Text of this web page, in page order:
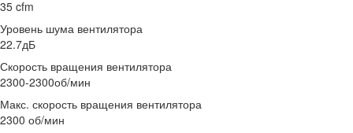
35 cfm
Уровень шума вентилятора
22.7дБ
Скорость вращения вентилятора
2300-2300об/мин
Макс. скорость вращения вентилятора
2300 об/мин